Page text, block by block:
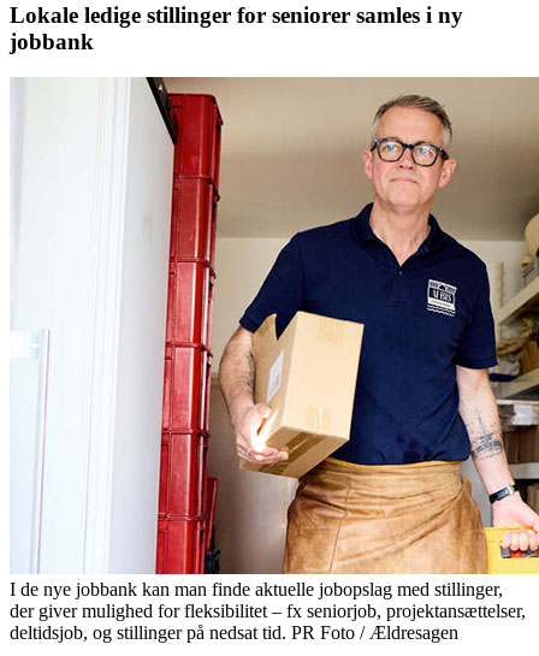
Lokale ledige stillinger for seniorer samles i ny
jobbank
I de nye jobbank kan man finde aktuelle jobopslag med stillinger,
der giver mulighed for fleksibilitet – fx seniorjob, projektansættelser,
deltidsjob, og stillinger på nedsat tid. PR Foto / Ældresagen